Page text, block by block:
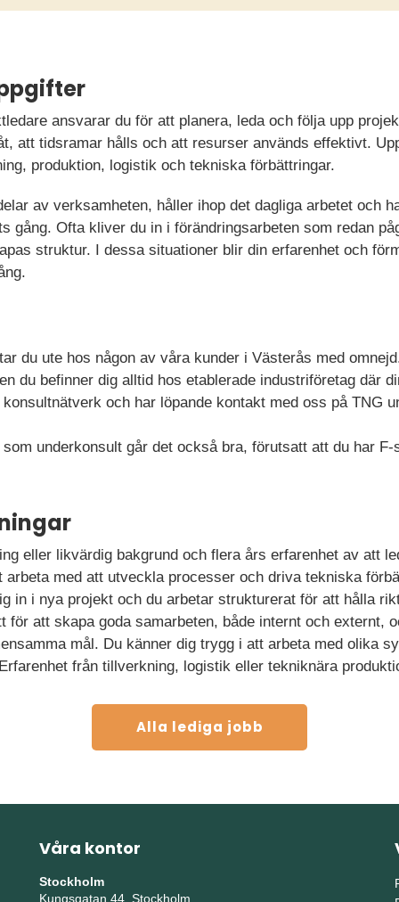
ansvarar du för att planera, leda och följa upp
att tidsramar hålls och att resurser används effektivt.
produktion, logistik och tekniska förbättringar.
av verksamheten, håller ihop det dagliga arbetet och
gång. Ofta kliver du in i förändringsarbeten som redan
struktur. I dessa situationer blir din erfarenhet och
du ute hos någon av våra kunder i Västerås med
du befinner dig alltid hos etablerade industriföretag där
och har löpande kontakt med oss på TNG
underkonsult går det också bra, förutsatt att du har
eller likvärdig bakgrund och flera års erfarenhet av att
med att utveckla processer och driva tekniska
in i nya projekt och du arbetar strukturerat för att hålla
för att skapa goda samarbeten, både internt och externt,
mål. Du känner dig trygg i att arbeta med olika
från tillverkning, logistik eller tekniknära
Alla lediga jobb
Våra kontor
Stockholm
Kungsgatan 44, Stockholm